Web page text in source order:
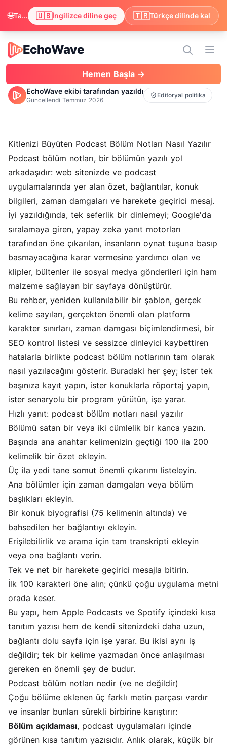
EchoWave
EchoWave
Hemen Başla →
EchoWave ekibi tarafından yazıldı
Güncellendi Temmuz 2026
Editoryal politika
Kitlenizi Büyüten Podcast Bölüm Notları Nasıl Yazılır
Podcast bölüm notları, bir bölümün yazılı yol
arkadaşıdır: web sitenizde ve podcast
uygulamalarında yer alan özet, bağlantılar, konuk
bilgileri, zaman damgaları ve harekete geçirici mesaj.
İyi yazıldığında, tek seferlik bir dinlemeyi; Google'da
sıralamaya giren, yapay zeka yanıt motorları
tarafından öne çıkarılan, insanların oynat tuşuna basıp
basmayacağına karar vermesine yardımcı olan ve
klipler, bültenler ile sosyal medya gönderileri için ham
malzeme sağlayan bir sayfaya dönüştürür.
Bu rehber, yeniden kullanılabilir bir şablon, gerçek
kelime sayıları, gerçekten önemli olan platform
karakter sınırları, zaman damgası biçimlendirmesi, bir
SEO kontrol listesi ve sessizce dinleyici kaybettiren
hatalarla birlikte podcast bölüm notlarının tam olarak
nasıl yazılacağını gösterir. Buradaki her şey; ister tek
başınıza kayıt yapın, ister konuklarla röportaj yapın,
ister senaryolu bir program yürütün, işe yarar.
Hızlı yanıt: podcast bölüm notları nasıl yazılır
Bölümü satan bir veya iki cümlelik bir kanca yazın.
Başında ana anahtar kelimenizin geçtiği 100 ila 200
kelimelik bir özet ekleyin.
Üç ila yedi tane somut önemli çıkarımı listeleyin.
Ana bölümler için zaman damgaları veya bölüm
başlıkları ekleyin.
Bir konuk biyografisi (75 kelimenin altında) ve
bahsedilen her bağlantıyı ekleyin.
Erişilebilirlik ve arama için tam transkripti ekleyin
veya ona bağlantı verin.
Tek ve net bir harekete geçirici mesajla bitirin.
İlk 100 karakteri öne alın; çünkü çoğu uygulama metni
orada keser.
Bu yapı, hem Apple Podcasts ve Spotify içindeki kısa
tanıtım yazısı hem de kendi sitenizdeki daha uzun,
bağlantı dolu sayfa için işe yarar. Bu ikisi aynı iş
değildir; tek bir kelime yazmadan önce anlaşılması
gereken en önemli şey de budur.
Podcast bölüm notları nedir (ve ne değildir)
Çoğu bölüme eklenen üç farklı metin parçası vardır
ve insanlar bunları sürekli birbirine karıştırır:
Bölüm açıklaması, podcast uygulamaları içinde
görünen kısa tanıtım yazısıdır. Anlık olarak, küçük bir
🌐 Tarayıcınızın İngilizce tercih ettiğini fark ettik. İçeriği İngilizce dilinde görmek ister misiniz? 🇺🇸İngilizce diline geç 🇹🇷Türkçe dilinde kal